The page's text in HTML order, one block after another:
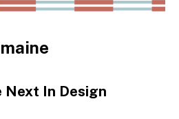
Next In Design